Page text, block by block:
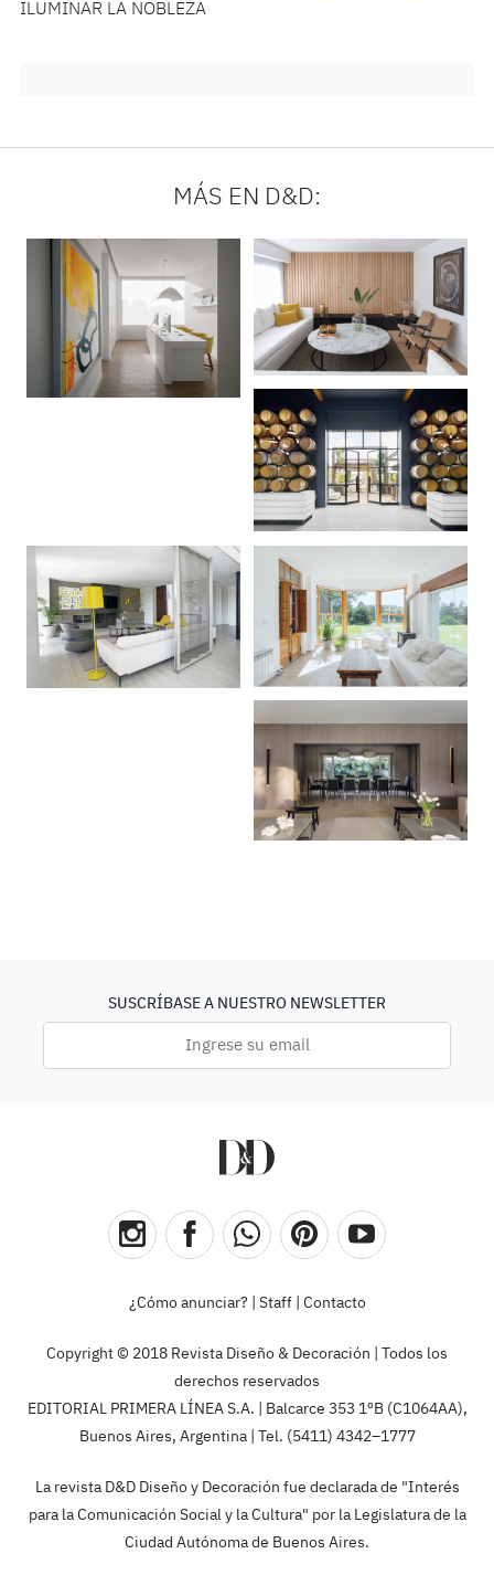
ILUMINAR LA NOBLEZA
MÁS EN D&D:
SUSCRÍBASE A NUESTRO NEWSLETTER
¿Cómo anunciar? Staff| Contacto
Copyright © 2018 Revista Diseño & Decoración | Todos los
derechos reservados
EDITORIAL PRIMERA LÍNEA S.A. | Balcarce 353 1ºB (C1064AA),
Buenos Aires, Argentina | Tel. (5411) 4342–1777
La revista D&D Diseño y Decoración fue declarada de "Interés
para la Comunicación Social y la Cultura" por la Legislatura de la
Ciudad Autónoma de Buenos Aires.